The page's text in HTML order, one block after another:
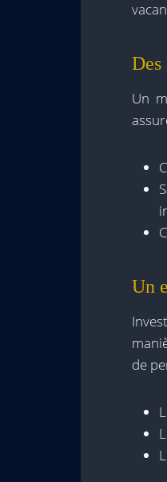
Des
Un
Un
de